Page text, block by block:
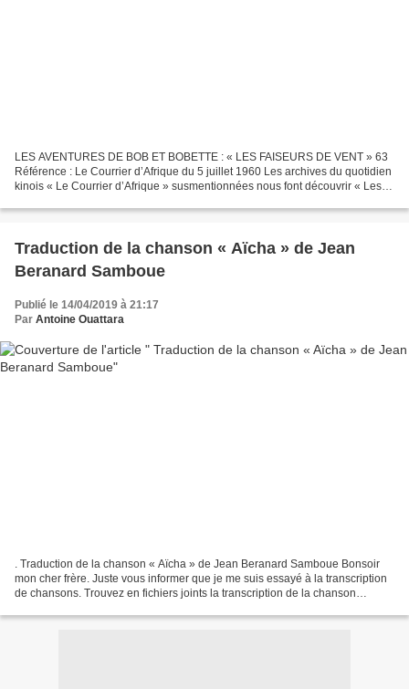
LES AVENTURES DE BOB ET BOBETTE : « LES FAISEURS DE VENT » 63
Référence : Le Courrier d’Afrique du 5 juillet 1960 Les archives du quotidien
kinois « Le Courrier d’Afrique » susmentionnées nous font découvrir « Les
Traduction de la chanson « Aïcha » de Jean
Beranard Samboue
Publié le 14/04/2019 à 21:17
Par Antoine Ouattara
. Traduction de la chanson « Aïcha » de Jean Beranard Samboue Bonsoir
mon cher frère. Juste vous informer que je me suis essayé à la transcription
de chansons. Trouvez en fichiers joints la transcription de la chanson